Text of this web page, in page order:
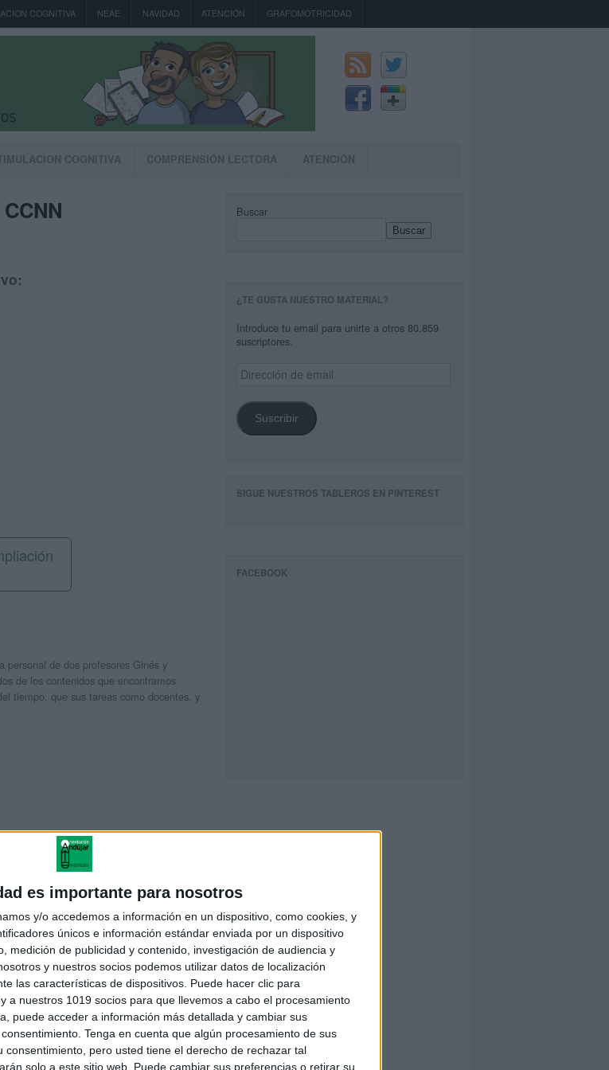
es importante para nosotros
y/o accedemos a información en un dispositivo, como cookies, y
únicos e información estándar enviada por un dispositivo
medición de publicidad y contenido, investigación de audiencia y
y nuestros socios podemos utilizar datos de localización
las características de dispositivos. Puede hacer clic para
a nuestros 1019 socios para que llevemos a cabo el procesamiento
puede acceder a información más detallada y cambiar sus
Tenga en cuenta que algún procesamiento de sus
pero usted tiene el derecho de rechazar tal
solo a este sitio web. Puede cambiar sus preferencias o retirar su
COGNITIVA NEAE NAVIDAD ATENCIÓN GRAFOMOTRICIDAD
COGNITIVA COMPRENSIÓN LECTORA ATENCIÓN
personal de dos profesores Ginés y
de los contenidos que encontramos
tiempo, que sus tareas como docentes, y
gracias por compartir.
pdf y aparece el de 2° ¿se podrá
Buscar
Buscar
¿TE GUSTA NUESTRO MATERIAL?
Introduce tu email para unirte a otros 80.859
suscriptores.
Dirección
de
Suscribir
SIGUE NUESTROS TABLEROS EN PINTEREST
FACEBOOK